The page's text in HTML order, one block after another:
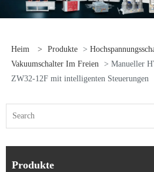
Heim > Produkte >
Vakuumschalter Im Freien
> Manueller
ZW32-12F mit intelligenten Steuerungen
Produkte